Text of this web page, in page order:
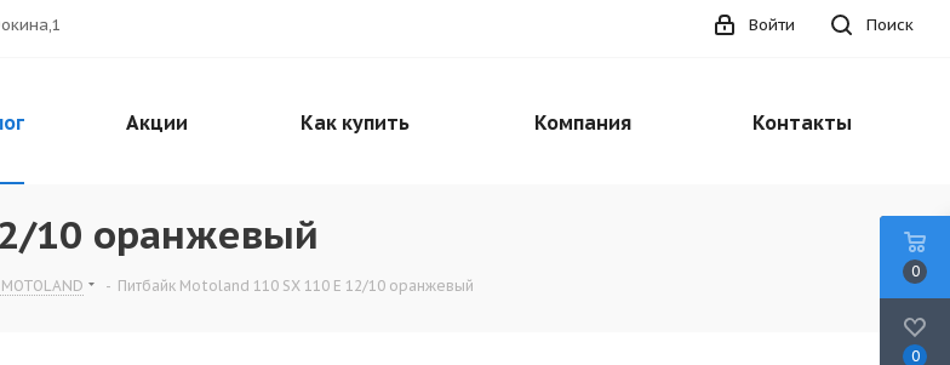
Поиск
Войти
Акции Как купить Компания Контакты
10 оранжевый
- Питбайк Motoland 110 SX 110 E 12/10 оранжевый
0
0